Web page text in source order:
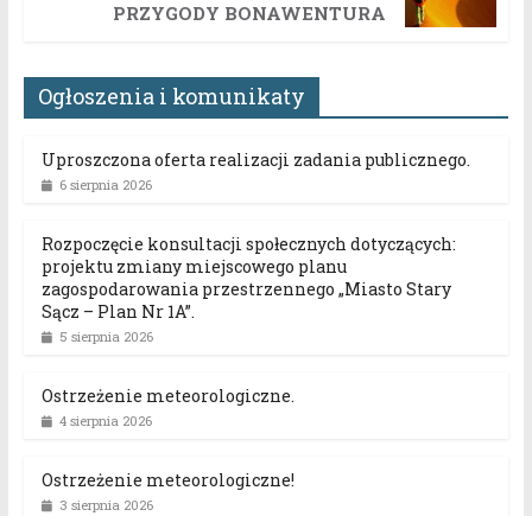
PRZYGODY BONAWENTURA
Ogłoszenia i komunikaty
Uproszczona oferta realizacji zadania publicznego.
6 sierpnia 2026
Rozpoczęcie konsultacji społecznych dotyczących:
projektu zmiany miejscowego planu
zagospodarowania przestrzennego „Miasto Stary
Sącz – Plan Nr 1A”.
5 sierpnia 2026
Ostrzeżenie meteorologiczne.
4 sierpnia 2026
Ostrzeżenie meteorologiczne!
3 sierpnia 2026